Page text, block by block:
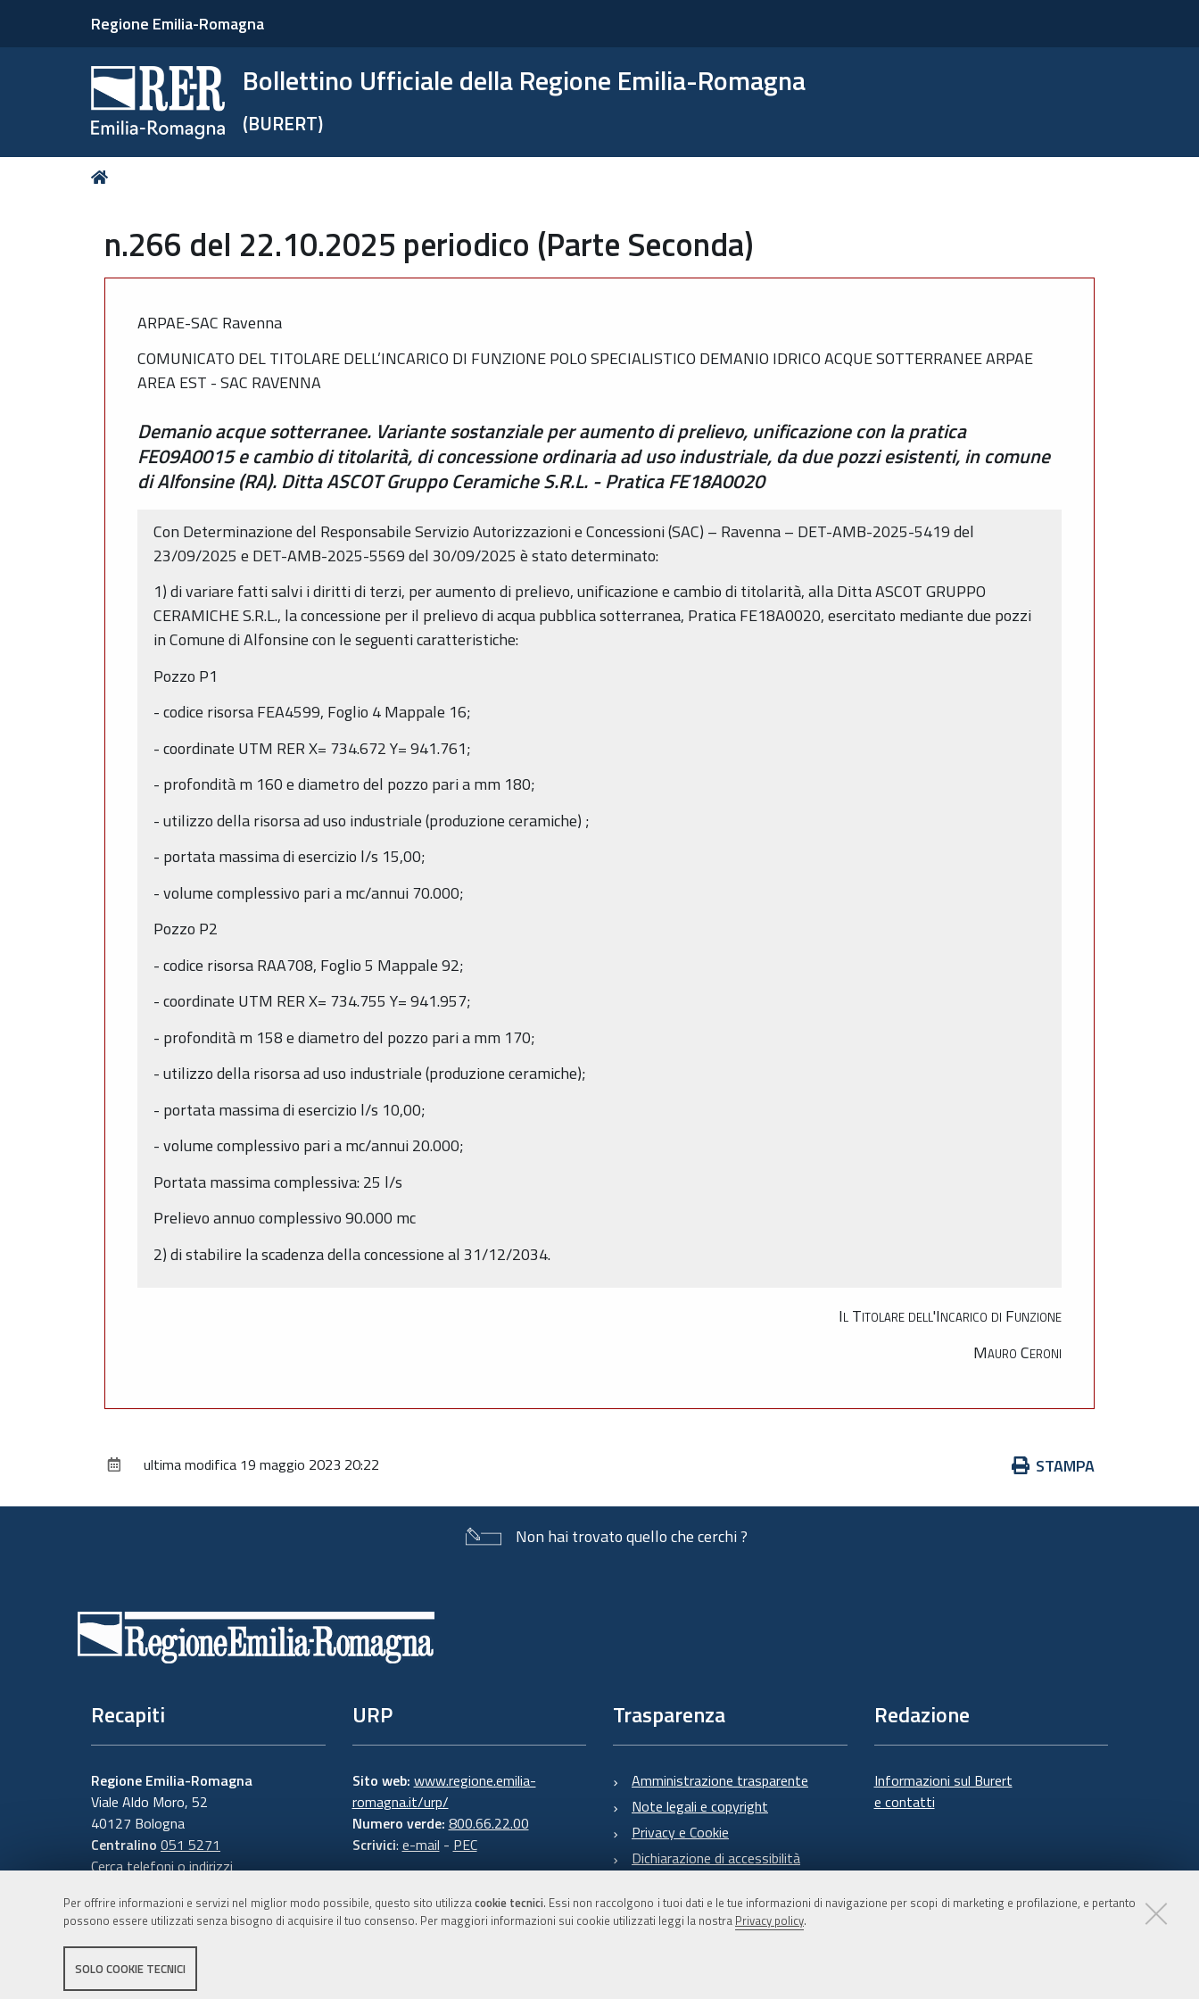
Per offrire informazioni e servizi nel miglior modo possibile, questo sito utilizzacookie tecnici. Essi non raccolgono i tuoi dati e le tue informazioni di navigazione per scopi di marketing e profilazione, e pertanto
possono essere utilizzati senza bisogno di acquisire il tuo consenso. Per maggiori informazioni sui cookie utilizzati leggi la nostra Privacy policy.
SOLO COOKIE TECNICI
Regione Emilia-Romagna
Bollettino Ufficiale della Regione Emilia-Romagna
(BURERT)
Tu
n.266 del 22.10.2025 periodico (Parte Seconda)
ARPAE-SAC Ravenna
COMUNICATO DEL TITOLARE DELL’INCARICO DI FUNZIONE POLO SPECIALISTICO DEMANIO IDRICO ACQUE SOTTERRANEE ARPAE
AREA EST - SAC RAVENNA
Demanio acque sotterranee. Variante sostanziale per aumento di prelievo, unificazione con la pratica
FE09A0015 e cambio di titolarità, di concessione ordinaria ad uso industriale, da due pozzi esistenti, in comune
di Alfonsine (RA). Ditta ASCOT Gruppo Ceramiche S.R.L. - Pratica FE18A0020
Con Determinazione del Responsabile Servizio Autorizzazioni e Concessioni (SAC) – Ravenna – DET-AMB-2025-5419 del
23/09/2025 e DET-AMB-2025-5569 del 30/09/2025 è stato determinato:
1) di variare fatti salvi i diritti di terzi, per aumento di prelievo, unificazione e cambio di titolarità, alla Ditta ASCOT GRUPPO
CERAMICHE S.R.L., la concessione per il prelievo di acqua pubblica sotterranea, Pratica FE18A0020, esercitato mediante due pozzi
in Comune di Alfonsine con le seguenti caratteristiche:
Pozzo P1
- codice risorsa FEA4599, Foglio 4 Mappale 16;
- coordinate UTM RER X= 734.672 Y= 941.761;
- profondità m 160 e diametro del pozzo pari a mm 180;
- utilizzo della risorsa ad uso industriale (produzione ceramiche) ;
- portata massima di esercizio l/s 15,00;
- volume complessivo pari a mc/annui 70.000;
Pozzo P2
- codice risorsa RAA708, Foglio 5 Mappale 92;
- coordinate UTM RER X= 734.755 Y= 941.957;
- profondità m 158 e diametro del pozzo pari a mm 170;
- utilizzo della risorsa ad uso industriale (produzione ceramiche);
- portata massima di esercizio l/s 10,00;
- volume complessivo pari a mc/annui 20.000;
Portata massima complessiva: 25 l/s
Prelievo annuo complessivo 90.000 mc
2) di stabilire la scadenza della concessione al 31/12/2034.
Il Titolare dell'Incarico di Funzione
Mauro Ceroni
Azioni
documento
STAMPA
ultima modifica 19 maggio 2023 20:22
Non hai trovato quello che cerchi ?
Recapiti
Regione Emilia-Romagna
Viale Aldo Moro, 52
40127 Bologna
Centralino 051 5271
Cerca telefoni o indirizzi
URP
Sito web: www.regione.emilia-
romagna.it/urp/
Numero verde: 800.66.22.00
Scrivici: e-mail - PEC
Trasparenza
Amministrazione trasparente
Note legali e copyright
Privacy e Cookie
Dichiarazione di accessibilità
Redazione
Informazioni sul Burert
e contatti